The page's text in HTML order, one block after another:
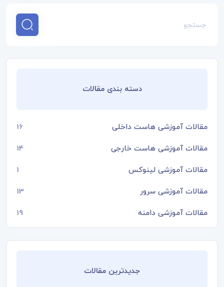
دسته بندی مقالات
مقالات آموزشی هاست داخلی 16
مقالات آموزشی هاست خارجی 14
مقالات آموزشی لینوکس 1
مقالات آموزشی سرور 13
مقالات آموزشی دامنه 19
جدیدترین مقالات